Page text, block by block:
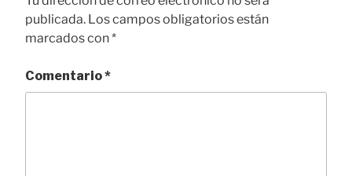
publicada. Los campos obligatorios están
marcados con*
Comentario*